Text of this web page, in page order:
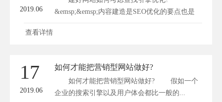
2019.06
&emsp;&emsp;内容建造是SEO优化的要点也是
做...
查看详情
17
2019.06
如何才能把营销型网站做好?
如何才能把营销型网站做好? 假如一个
企业的搜索引擎以及用户体会都比一般的...